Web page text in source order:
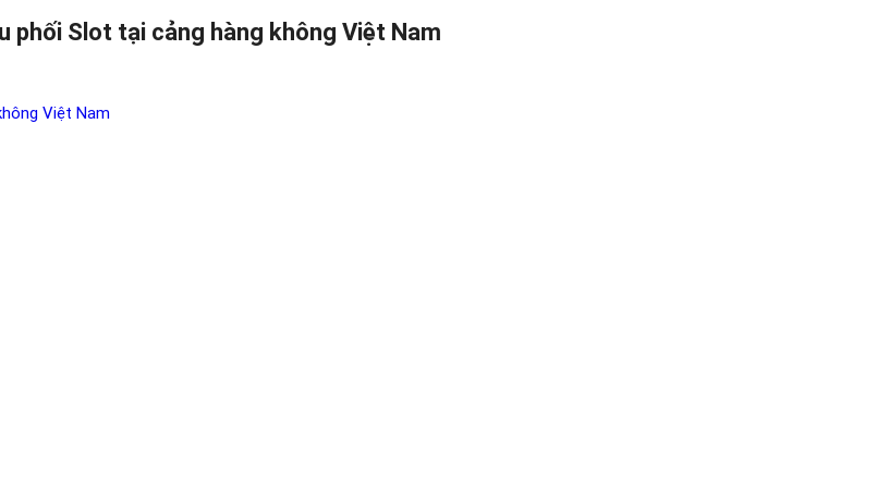
phối Slot tại cảng hàng không Việt Nam
Việt Nam